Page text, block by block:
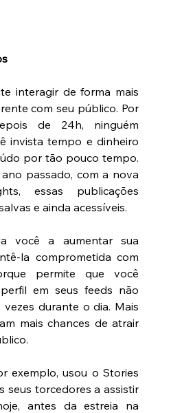
interagir de forma mais
com seu público. Por
de 24h, ninguém
invista tempo e dinheiro
por tão pouco tempo.
passado, com a nova
essas publicações
e ainda acessíveis.
você a aumentar sua
la comprometida com
permite que você
em seus feeds não
vezes durante o dia. Mais
mais chances de atrair
exemplo, usou o Stories
seus torcedores a assistir
antes da estreia na